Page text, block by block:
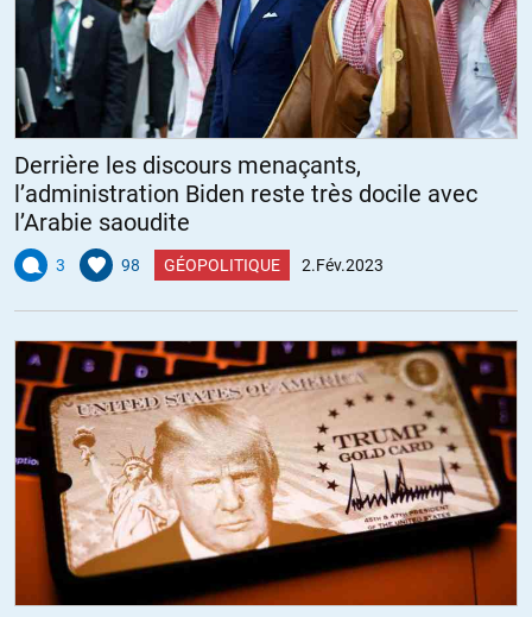
Derrière les discours menaçants,
l’administration Biden reste très docile avec
l’Arabie saoudite
3 98 GÉOPOLITIQUE 2.Fév.2023